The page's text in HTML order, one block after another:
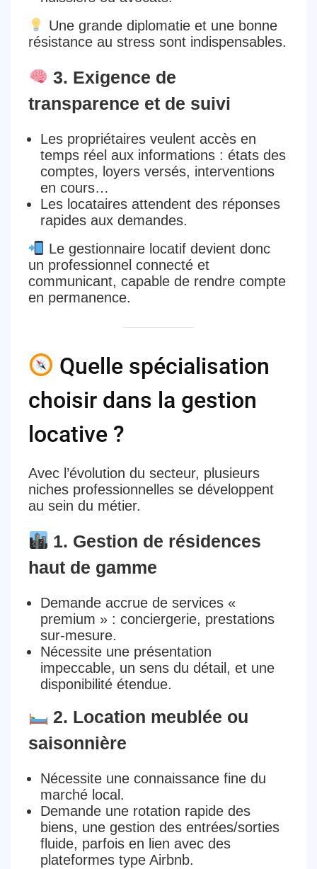
Une grande diplomatieet une bonne
résistance au stresssont indispensables.
3. Exigence de
transparence et de suivi
Les propriétaires veulent accès en
temps réel aux informations: états des
comptes, loyers versés, interventions
en cours…
Les locataires attendent des réponses
rapidesaux demandes.
Le gestionnaire locatif devient donc
un professionnel connecté et
communicant, capable de rendre compte
en permanence.
Quelle spécialisation
choisir dans la gestion
locative ?
Avec l’évolution du secteur, plusieurs
niches professionnellesse développent
au sein du métier.
1. Gestion de résidences
haut de gamme
Demande accrue de services «
premium » : conciergerie, prestations
sur-mesure.
Nécessite une présentation
impeccable, un sens du détail, et une
disponibilité étendue.
2. Location meublée ou
saisonnière
Nécessite une connaissance fine du
marché local .
Demande une rotation rapidedes
biens, une gestion des entrées/sorties
fluide, parfois en lien avec des
plateformes type Airbnb.